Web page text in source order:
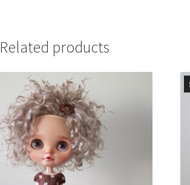
Related products